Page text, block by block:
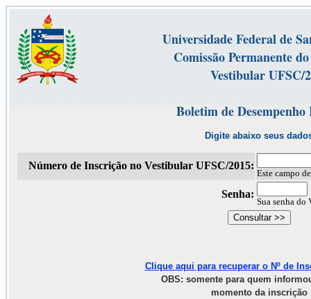
Universidade Federal de
Comissão Permanente
Vestibular UFSC/
Boletim de
Digite abaixo seus
Número de Inscrição no Vestibular UFSC/2015:
Este campo
Senha:
Sua senha
Clique aqui para recuperar o Nº de
OBS: somente para quem
momento da inscrição